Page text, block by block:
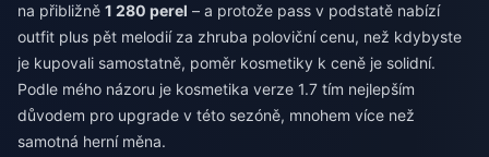
na přibližně 1 280 perel – a protože pass v podstatě nabízí
outfit plus pět melodií za zhruba poloviční cenu, než kdybyste
je kupovali samostatně, poměr kosmetiky k ceně je solidní.
Podle mého názoru je kosmetika verze 1.7 tím nejlepším
důvodem pro upgrade v této sezóně, mnohem více než
samotná herní měna.